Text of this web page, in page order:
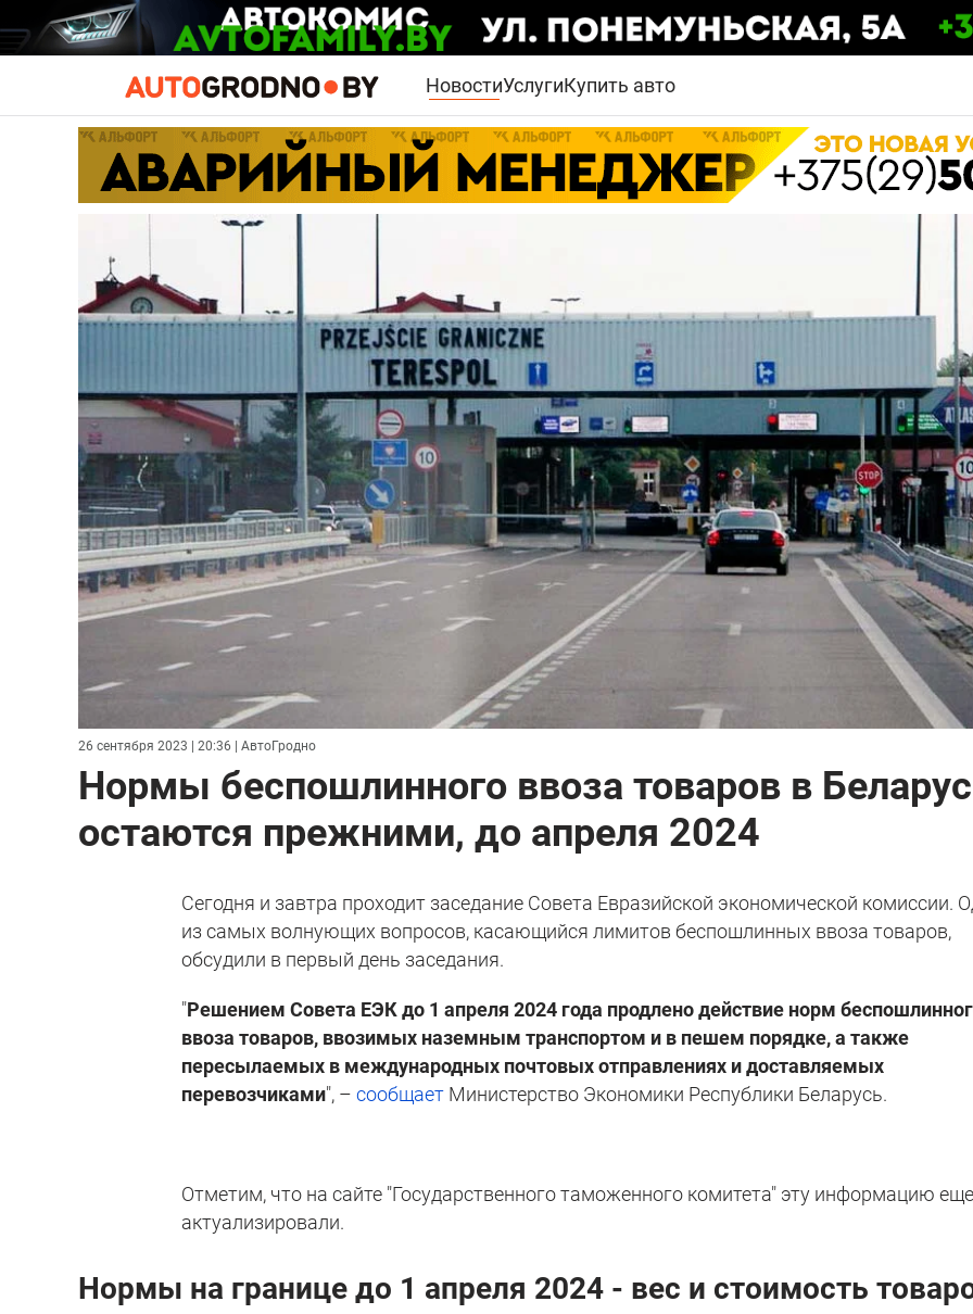
НовостиУслугиКупить авто
26 сентября 2023 | 20:36 | АвтоГродно
Нормы беспошлинного ввоза товаров в
остаются прежними, до апреля 2024
Сегодня и завтра проходит заседание Совета Евразийской экономической комиссии.
из самых волнующих вопросов, касающийся лимитов беспошлинных ввоза товаров,
обсудили в первый день заседания.
"Решением Совета ЕЭК до 1 апреля 2024 года продлено действие норм
ввоза товаров, ввозимых наземным транспортом и в пешем порядке, а также
пересылаемых в международных почтовых отправлениях и доставляемых
перевозчиками", –сообщает Министерство Экономики Республики Беларусь.
Отметим, что на сайте "Государственного таможенного комитета" эту информацию
актуализировали.
Нормы на границе до 1 апреля 2024 - вес и стоимость